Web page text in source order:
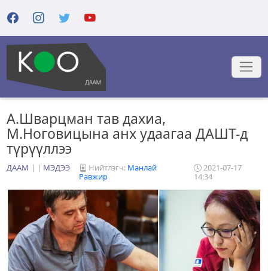
А.Шварцман тав дахиа,
М.Ноговицына анх удаагаа ДАШТ-д
түрүүллээ
ДААМ | МЭДЭЭ Нийтлэгч: Манлай
Равжир
2021-07-17
14:34